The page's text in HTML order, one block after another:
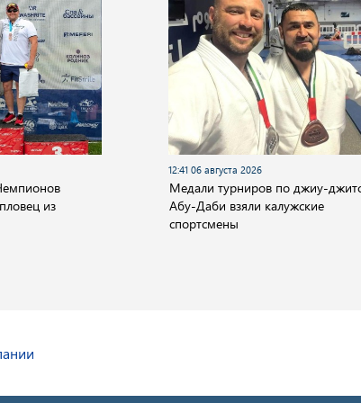
из
12:41 06 августа 2026
Медали турниров по джиу-
Абу-Даби взяли калужские
спортсмены